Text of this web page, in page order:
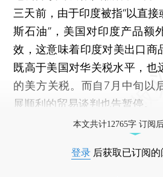
三天前，由于印度被指“以直
斯石油”，美国对印度产品额
效，这意味着印度对美出口商
既高于美国对华关税水平，也
的美方关税。而自7月中旬以
展顺利的贸易谈判也告暂停。
本文共计12765字 订阅
登录 后获取已订阅